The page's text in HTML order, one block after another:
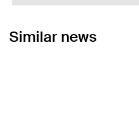
Similar news